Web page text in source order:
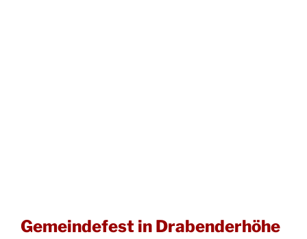
Gemeindefest in Drabenderhöhe